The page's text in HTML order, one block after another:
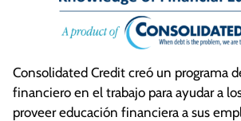
Consolidated Credit creó un programa
financiero en el trabajo para ayudar a
proveer educación financiera a sus